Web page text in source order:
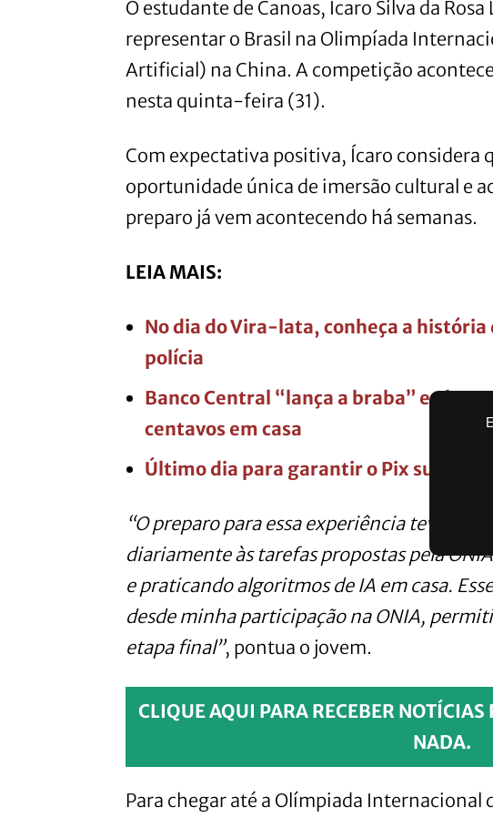
O estudante de Canoas, Ícaro Silva da Rosa
representar o Brasil na Olimpíada
Artificial) na China. A competição
nesta quinta-feira (31).
Com expectativa positiva, Ícaro considera
oportunidade única de imersão cultural e
preparo já vem acontecendo há semanas.
LEIA MAIS:
No dia do Vira-lata, conheça a
polícia
Banco Central “lança a braba” e
centavos em casa
Último dia para garantir o Pix surpresa
“O preparo para essa experiência teve
diariamente às tarefas propostas pela
e praticando algoritmos de IA em casa.
desde minha participação na ONIA,
etapa final”, pontua o jovem.
CLIQUE AQUI PARA RECEBER NOTÍCIAS
NADA.
Para chegar até a Olímpiada